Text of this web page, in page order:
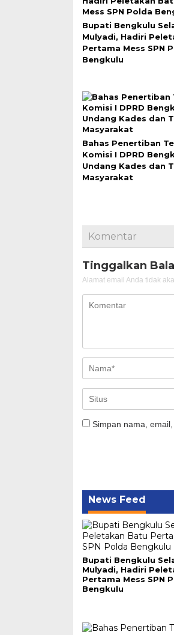
Bupati Bengkulu
Mulyadi, Hadiri
Pertama Mess SPN
Bengkulu
Bahas Penertiban
Komisi I DPRD
Undang Kades dan
Masyarakat
Komentar
Tinggalkan
Alamat email Anda tidak
Simpan nama,
News Feed
Bupati Bengkulu
Mulyadi, Hadiri
Pertama Mess SPN
Bengkulu